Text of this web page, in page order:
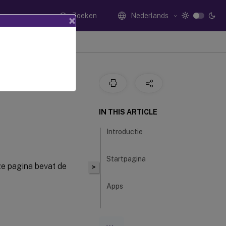
Zoeken Nederlands
pagina bevat de
>
IN THIS ARTICLE
Introductie
Startpagina
Apps
×